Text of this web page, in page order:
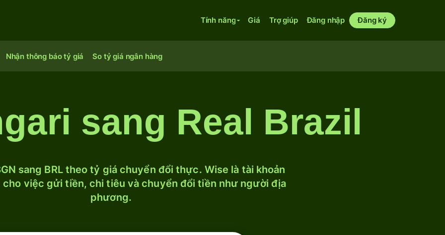
Tính năng Giá Trợ giúp Đăng nhập Đăng ký
Nhận thông báo tỷ giá So tỷ giá ngân hàng
sang Real Brazil
sang BRL theo tỷ giá chuyển đổi thực. Wise là tài khoản
việc gửi tiền, chi tiêu và chuyển đổi tiền như người địa
phương.